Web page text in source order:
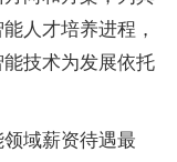
人才培养进程，
技术为发展依托
域薪资待遇最